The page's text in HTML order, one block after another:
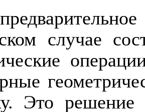
случае
Это